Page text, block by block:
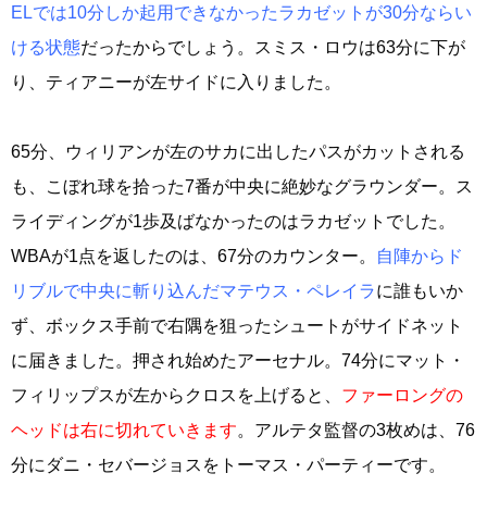
ELでは10分しか起用できなかったラカゼットが30分ならい
ける状態だったからでしょう。スミス・ロウは63分に下が
り、ティアニーが左サイドに入りました。
65分、ウィリアンが左のサカに出したパスがカットされる
も、こぼれ球を拾った7番が中央に絶妙なグラウンダー。ス
ライディングが1歩及ばなかったのはラカゼットでした。
WBAが1点を返したのは、67分のカウンター。
自陣からド
リブルで中央に斬り込んだマテウス・ペレイラに誰もいか
ず、ボックス手前で右隅を狙ったシュートがサイドネット
に届きました。押され始めたアーセナル。74分にマット・
フィリップスが左からクロスを上げると、 ファーロングの
ヘッドは右に切れていきます。アルテタ監督の3枚めは、76
分にダニ・セバージョスをトーマス・パーティーです。